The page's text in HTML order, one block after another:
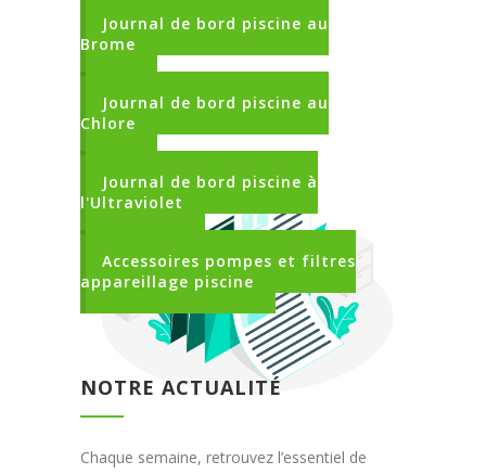
Journal de bord piscine au
Brome
Journal de bord piscine au
Chlore
Journal de bord piscine à
l'Ultraviolet
Accessoires pompes et filtres
appareillage piscine
NOTRE ACTUALITÉ
Chaque semaine, retrouvez l’essentiel de